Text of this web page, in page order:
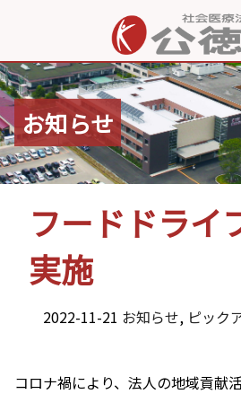
お知らせ
フードドライ
実施
2022-11-21 お知らせ, ピック
コロナ禍により、法人の地域貢献